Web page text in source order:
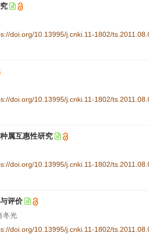
doi.org/10.13995/j.cnki.11-1802/
doi.org/10.13995/j.cnki.11-1802/
属互惠性研究
doi.org/10.13995/j.cnki.11-1802/
评价
冬光
doi.org/10.13995/j.cnki.11-1802/